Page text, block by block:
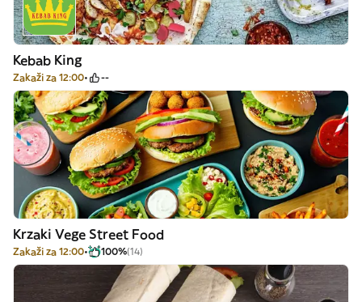
Kebab King
Zakaži za 12:00 --
Krzaki Vege Street Food
Zakaži za 12:00 100%(14)